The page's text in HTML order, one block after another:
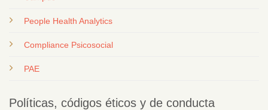
People Health Analytics
Compliance Psicosocial
PAE
Políticas, códigos éticos y de conducta